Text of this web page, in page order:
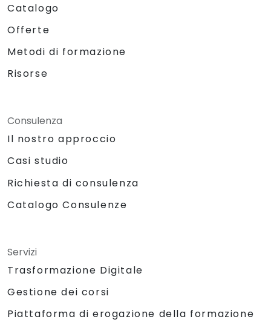
Catalogo
Offerte
Metodi di formazione
Risorse
Consulenza
Il nostro approccio
Casi studio
Richiesta di consulenza
Catalogo Consulenze
Servizi
Trasformazione Digitale
Gestione dei corsi
Piattaforma di erogazione della formazione